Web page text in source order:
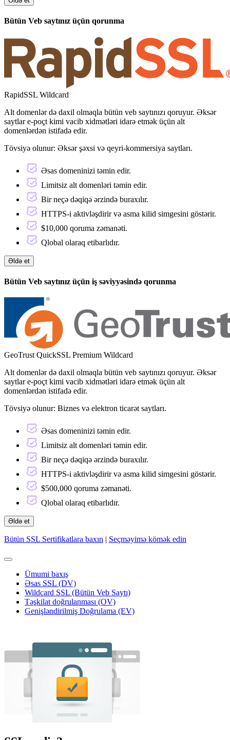
Bütün Veb saytınız üçün qorunma
RapidSSL Wildcard
Alt domenlər də daxil olmaqla bütün veb saytınızı qoruyur. Əksər
saytlar e-poçt kimi vacib xidmətləri idarə etmək üçün alt
domenlərdən istifadə edir.
Tövsiyə olunur: Əksər şəxsi və qeyri-kommersiya saytları.
Əsas domeninizi təmin edir.
Limitsiz alt domenləri təmin edir.
Bir neçə dəqiqə ərzində buraxılır.
HTTPS-i aktivləşdirir və asma kilid simgesini göstərir.
$10,000 qoruma zəmanəti.
Qlobal olaraq etibarlıdır.
Əldə et
Bütün Veb saytınız üçün iş səviyyəsində qorunma
GeoTrust QuickSSL Premium Wildcard
Alt domenlər də daxil olmaqla bütün veb saytınızı qoruyur. Əksər
saytlar e-poçt kimi vacib xidmətləri idarə etmək üçün alt
domenlərdən istifadə edir.
Tövsiyə olunur: Biznes və elektron ticarət saytları.
Əsas domeninizi təmin edir.
Limitsiz alt domenləri təmin edir.
Bir neçə dəqiqə ərzində buraxılır.
HTTPS-i aktivləşdirir və asma kilid simgesini göstərir.
$500,000 qoruma zəmanəti.
Qlobal olaraq etibarlıdır.
Əldə et
Bütün SSL Sertifikatlara baxın | Seçməyimə kömək edin
Naviqasiyaya
Ümumi baxış
Əsas SSL (DV)
Wildcard SSL (Bütün Veb Saytı)
Təşkilat doğrulanması (OV)
Genişləndirilmiş Doğrulama (EV)